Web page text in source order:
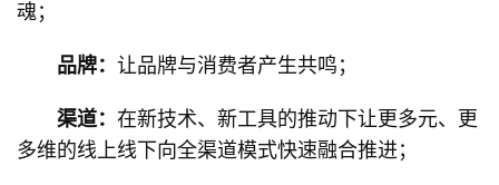
魂；
品牌： 让品牌与消费者产生共鸣；
渠道： 在新技术、新工具的推动下让更多元、更
多维的线上线下向全渠道模式快速融合推进；